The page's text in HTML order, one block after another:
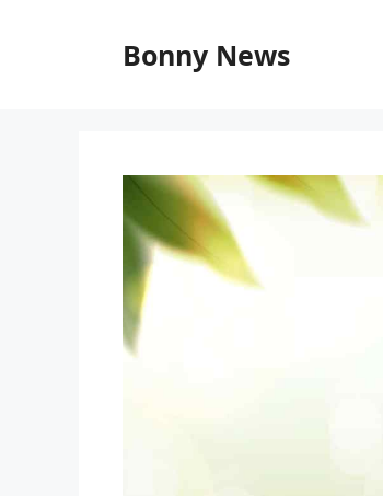
Bonny News